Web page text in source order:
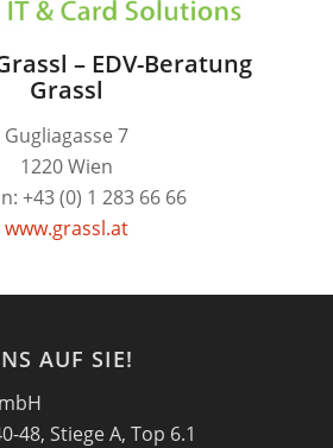
– EDV-Beratung
Grassl
Gugliagasse 7
1220 Wien
+43 (0) 1 283 66 66
www.grassl.at
AUF SIE!
48, Stiege A, Top 6.1